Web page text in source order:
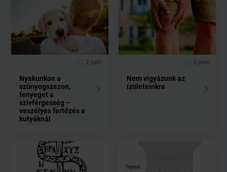
2 perc
Nyakunkon a
szúnyogszezon,
fenyeget a
szívférgesség –
veszélyes fertőzés a
kutyáknál
3 perc
Nem vigyázunk az
ízületeinkre